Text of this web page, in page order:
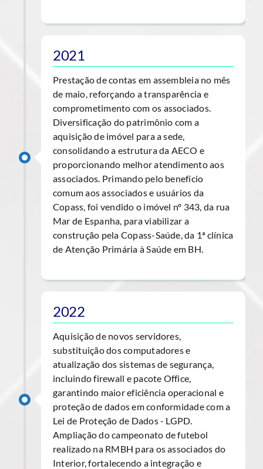
2021
Prestação de contas em assembleia no mês
de maio, reforçando a transparência e
comprometimento com os associados.
Diversificação do patrimônio com a
aquisição de imóvel para a sede,
consolidando a estrutura da AECO e
proporcionando melhor atendimento aos
associados. Primando pelo benefício
comum aos associados e usuários da
Copass, foi vendido o imóvel nº 343, da rua
Mar de Espanha, para viabilizar a
construção pela Copass-Saúde, da 1ª clínica
de Atenção Primária à Saúde em BH.
2022
Aquisição de novos servidores,
substituição dos computadores e
atualização dos sistemas de segurança,
incluindo firewall e pacote Office,
garantindo maior eficiência operacional e
proteção de dados em conformidade com a
Lei de Proteção de Dados - LGPD.
Ampliação do campeonato de futebol
realizado na RMBH para os associados do
Interior, fortalecendo a integração e